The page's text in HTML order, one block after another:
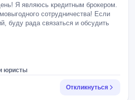
Я являюсь кредитным брокером.
сотрудничества! Если
буду рада связаться и обсудить
юристы
Откликнуться